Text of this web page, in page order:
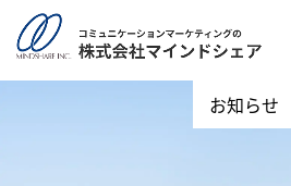
お知らせ